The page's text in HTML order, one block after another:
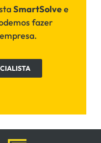
SmartSolvee
fazer